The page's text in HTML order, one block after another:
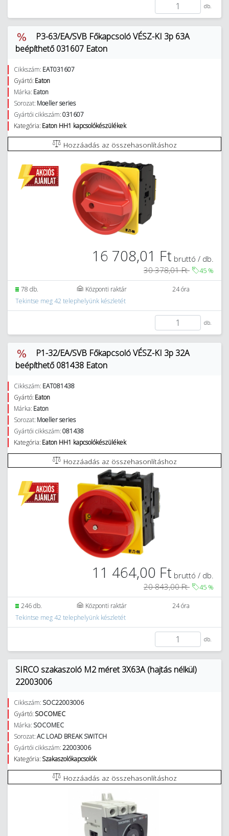
db.
P3-63/EA/SVB Főkapcsoló VÉSZ-KI 3p 63A
beépíthető 031607 Eaton
Cikkszám: EAT031607
Gyártó: Eaton
Márka: Eaton
Sorozat: Moeller series
Gyártói cikkszám:031607
Kategória: Eaton HH1 kapcsolókészülékek
Hozzáadás az összehasonlításhoz
16 708,01 Ft bruttó / db.
30 378,01 Ft
45 %
78 db. Központi raktár
24 óra
Tekintse meg 42 telephelyünk készletét
db.
P1-32/EA/SVB Főkapcsoló VÉSZ-KI 3p 32A
beépíthető 081438 Eaton
Cikkszám: EAT081438
Gyártó: Eaton
Márka: Eaton
Sorozat: Moeller series
Gyártói cikkszám:081438
Kategória: Eaton HH1 kapcsolókészülékek
Hozzáadás az összehasonlításhoz
11 464,00 Ft bruttó / db.
20 843,00 Ft
45 %
246 db. Központi raktár
24 óra
Tekintse meg 42 telephelyünk készletét
db.
SIRCO szakaszoló M2 méret 3X63A (hajtás nélkül)
22003006
Cikkszám: SOC22003006
Gyártó: SOCOMEC
Márka: SOCOMEC
Sorozat:AC LOAD BREAK SWITCH
Gyártói cikkszám:22003006
Kategória: Szakaszolókapcsolók
Hozzáadás az összehasonlításhoz